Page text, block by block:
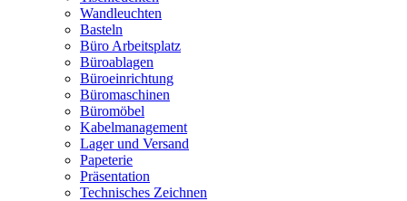
Wandleuchten
Basteln
Büro Arbeitsplatz
Büroablagen
Büroeinrichtung
Büromaschinen
Büromöbel
Kabelmanagement
Lager und Versand
Papeterie
Präsentation
Technisches Zeichnen